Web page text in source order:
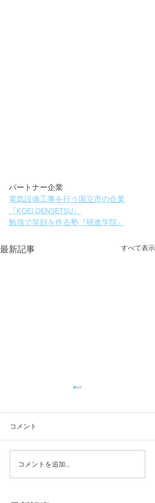
パートナー企業
電気設備工事を行う国立市の企業
『KOEI DENSETSU』
勉強で笑顔を作る塾『研進学院』
最新記事 すべて表示
夏季休業のお知らせ
コメント
コメントを追加…